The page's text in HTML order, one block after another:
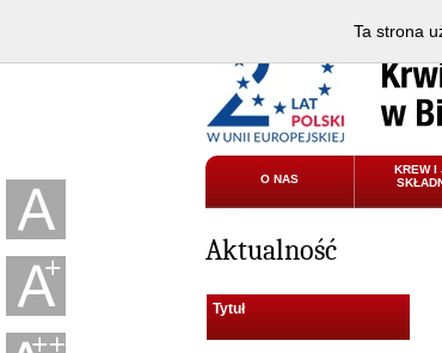
O NAS
KREW I
Aktualność
Tytuł
Ta strona